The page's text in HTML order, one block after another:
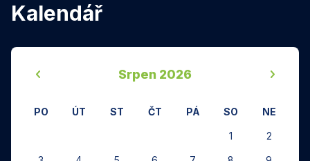
Kalendář
Srpen 2026
PO ÚT ST ČT PÁ SO NE
1 2